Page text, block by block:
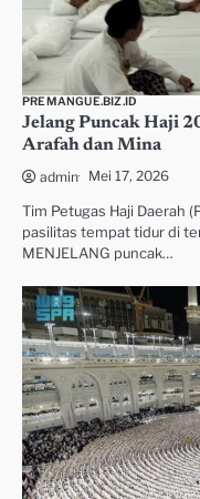
PREMANGUE.BIZ.ID
Jelang Puncak Haji
Arafah dan Mina
admin Mei 17, 2026
Tim Petugas Haji Daerah
pasilitas tempat tidur di
MENJELANG puncak…